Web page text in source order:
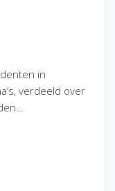
in
verdeeld over